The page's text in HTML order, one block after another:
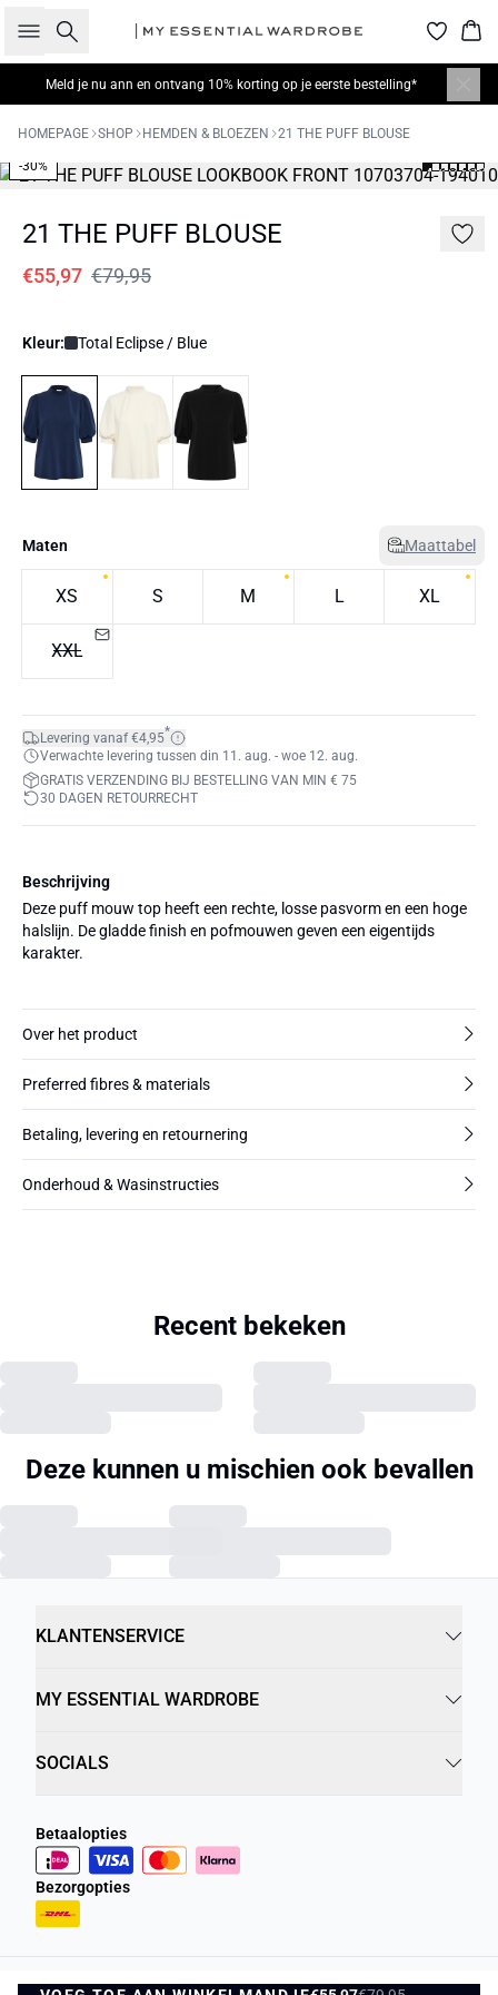
Zoeken
Meld je nu ann en ontvang 10% korting op je eerste bestelling*
HOMEPAGE SHOP HEMDEN & BLOEZEN 21 THE PUFF BLOUSE
-30%
21 THE PUFF BLOUSE
€55,97 €79,95
Kleur: Total Eclipse / Blue
Maten Maattabel
XS S M L XL
XXL
Levering vanaf €4,95*
Verwachte levering tussen din 11. aug. - woe 12. aug.
GRATIS VERZENDING BIJ BESTELLING VAN MIN € 75
30 DAGEN RETOURRECHT
Beschrijving
Deze puff mouw top heeft een rechte, losse pasvorm en een hoge
halslijn. De gladde finish en pofmouwen geven een eigentijds
karakter.
Over het product
Preferred fibres & materials
Betaling, levering en retournering
Onderhoud & Wasinstructies
Recent bekeken
Deze kunnen u mischien ook bevallen
KLANTENSERVICE
MY ESSENTIAL WARDROBE
SOCIALS
Betaalopties
Bezorgopties